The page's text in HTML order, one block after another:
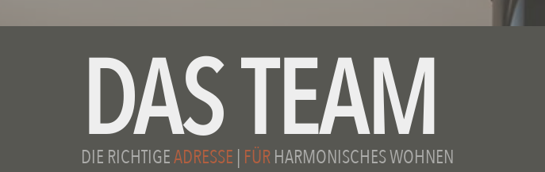
DAS TEAM
DIE RICHTIGEADRESSE | FÜRHARMONISCHES WOHNEN